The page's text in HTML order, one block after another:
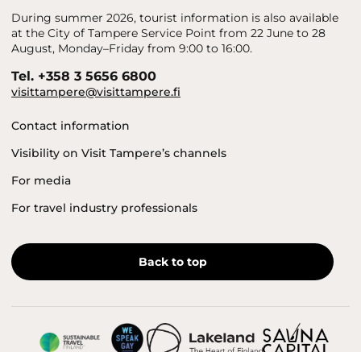
During summer 2026, tourist information is also available
at the City of Tampere Service Point from 22 June to 28
August, Monday–Friday from 9:00 to 16:00.
Tel. +358 3 5656 6800
visittampere@visittampere.fi
Contact information
Visibility on Visit Tampere’s channels
For media
For travel industry professionals
Back to top